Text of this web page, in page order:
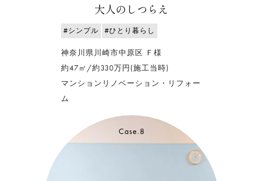
大人のしつらえ
#シンプル #ひとり暮らし
神奈川県川崎市中原区 Ｆ様
約47㎡/約330万円(施工当時)
マンションリノベーション・リフォー
ム
Case.8